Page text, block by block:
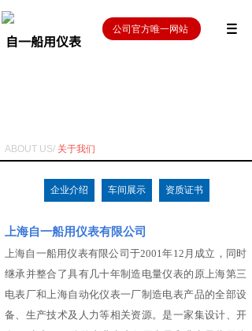
ABOUT US/ 关于我们
企业介绍 车间展示 资质证书
上海自一船用仪表有限公司
上海自一船用仪表有限公司于2001年12月成立，同时
继承并整合了具有几十年制造电量仪表的原上海第三
电表厂和上海自动化仪表一厂制造电表产品的全部设
备、生产技术及人力等相关资源。是一家集设计、开
公司官方唯一网站
自一船用仪表